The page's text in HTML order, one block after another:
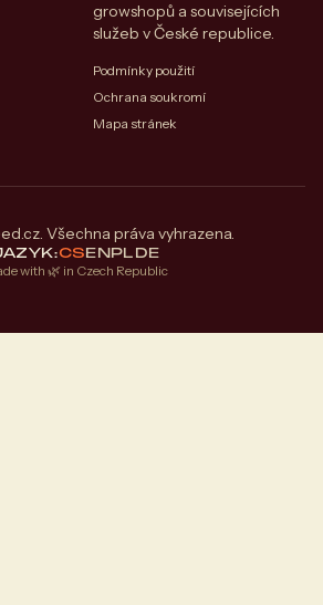
growshopů a souvisejících
služeb v České republice.
Podmínky použití
Ochrana soukromí
Mapa stránek
Všechna práva vyhrazena.
CSENPLDE
with 🌿 in Czech Republic